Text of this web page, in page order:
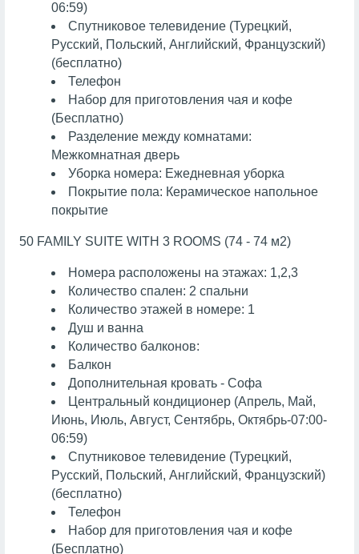
06:59)
Спутниковое телевидение (Турецкий,
Русский, Польский, Английский, Французский)
(бесплатно)
Телефон
Набор для приготовления чая и кофе
(Бесплатно)
Разделение между комнатами:
Межкомнатная дверь
Уборка номера: Ежедневная уборка
Покрытие пола: Керамическое напольное
покрытие
50 FAMILY SUITE WITH 3 ROOMS (74 - 74 м2)
Номера расположены на этажах: 1,2,3
Количество спален: 2 спальни
Количество этажей в номере: 1
Душ и ванна
Количество балконов:
Балкон
Дополнительная кровать - Софа
Центральный кондиционер (Апрель, Май,
Июнь, Июль, Август, Сентябрь, Октябрь-07:00-
06:59)
Спутниковое телевидение (Турецкий,
Русский, Польский, Английский, Французский)
(бесплатно)
Телефон
Набор для приготовления чая и кофе
(Бесплатно)